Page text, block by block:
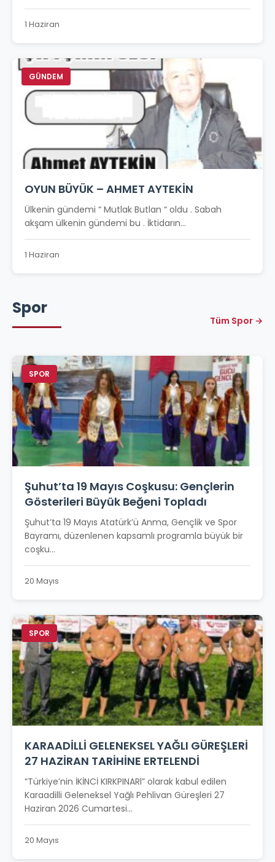
1 Haziran
GÜNDEM
OYUN BÜYÜK – AHMET AYTEKİN
Ülkenin gündemi “ Mutlak Butlan “ oldu . Sabah
akşam ülkenin gündemi bu . İktidarın...
1 Haziran
Spor
Tüm Spor →
SPOR
Şuhut’ta 19 Mayıs Coşkusu: Gençlerin
Gösterileri Büyük Beğeni Topladı
Şuhut’ta 19 Mayıs Atatürk’ü Anma, Gençlik ve Spor
Bayramı, düzenlenen kapsamlı programla büyük bir
coşku...
20 Mayıs
SPOR
KARAADİLLİ GELENEKSEL YAĞLI GÜREŞLERİ
27 HAZİRAN TARİHİNE ERTELENDİ
“Türkiye’nin İKİNCİ KIRKPINARl” olarak kabul edilen
Karaadilli Geleneksel Yağlı Pehlivan Güreşleri 27
Haziran 2026 Cumartesi...
20 Mayıs